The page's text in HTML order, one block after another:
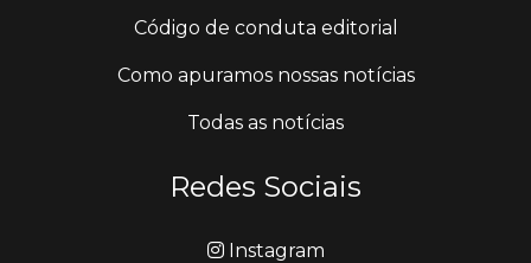
Código de conduta editorial
Como apuramos nossas notícias
Todas as notícias
Redes Sociais
Instagram